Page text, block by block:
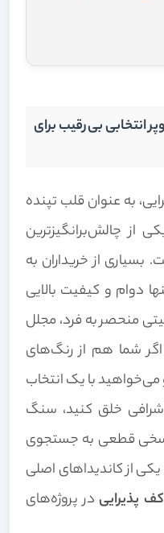
انتخابی بی‌رقیب برای
به عنوان قلب تپنده
از چالش‌برانگیزترین
از خریداران به
دوام و کیفیت بالایی
منحصر به فرد، مجلل
شما هم از رنگ‌های
با یک انتخاب
خلق کنید، سنگ
قطعی به جستجوی
از کاندیداهای اصلی
پذیرایی در پروژه‌های